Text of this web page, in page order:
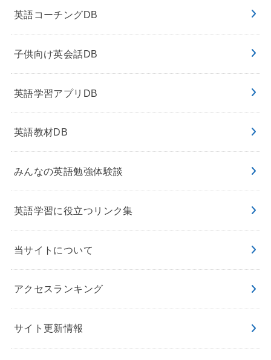
英語コーチングDB
子供向け英会話DB
英語学習アプリDB
英語教材DB
みんなの英語勉強体験談
英語学習に役立つリンク集
当サイトについて
アクセスランキング
サイト更新情報